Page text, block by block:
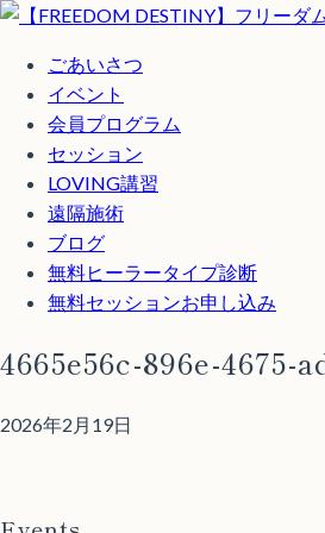
ごあいさつ
イベント
会員プログラム
セッション
LOVING講習
遠隔施術
ブログ
無料ヒーラータイプ診断
無料セッションお申し込み
4665e56c-896e-4675-
2026年2月19日